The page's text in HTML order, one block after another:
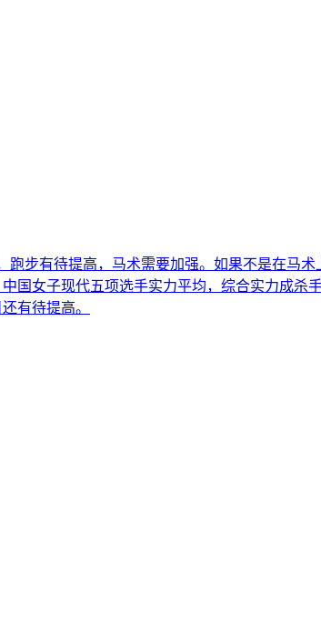
有待提高，马术需要加强。如果不是在马术
国女子现代五项选手实力平均，综合实力成
有待提高。